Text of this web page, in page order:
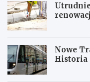
Nowe
Historia